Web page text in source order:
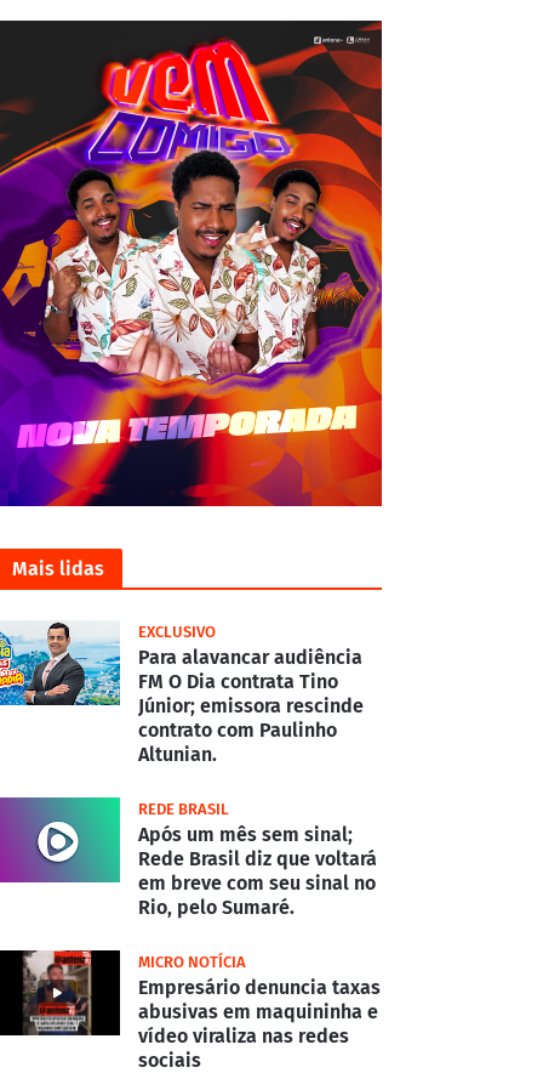
Mais lidas
EXCLUSIVO
Para alavancar audiência
FM O Dia contrata Tino
Júnior; emissora rescinde
contrato com Paulinho
Altunian.
REDE BRASIL
Após um mês sem sinal;
Rede Brasil diz que voltará
em breve com seu sinal no
Rio, pelo Sumaré.
MICRO NOTÍCIA
Empresário denuncia taxas
abusivas em maquininha e
vídeo viraliza nas redes
sociais